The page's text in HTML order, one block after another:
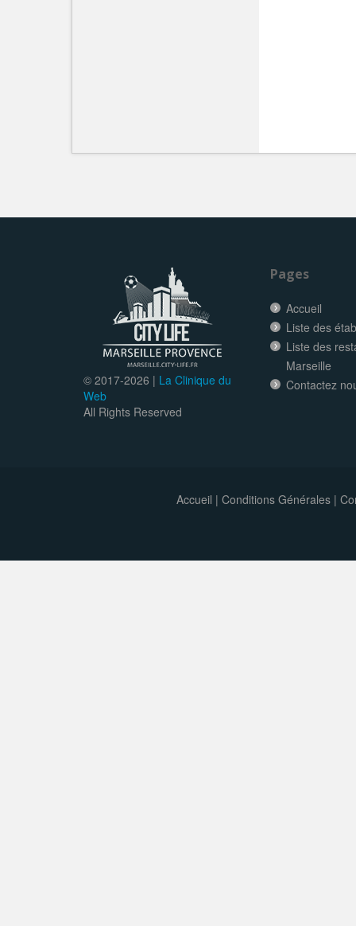
© 2017-2026 | La Clinique du
Web
All Rights Reserved
Pages
Accueil
Liste des
Liste des
Marseille
Contactez
Accueil | Conditions Générales|